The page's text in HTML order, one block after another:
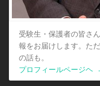
受験生・保護者の皆さ
報をお届けします。た
の話も。
プロフィールページヘ